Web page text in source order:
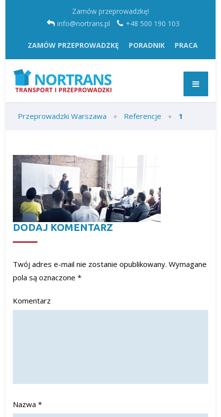
Zamów przeprowadzkę!
info@nortrans.pl
+48 500 190 103
ZAMÓW PRZEPROWADZKĘ PORADNIK PRACA
Przeprowadzki Warszawa Referencje 1
DODAJ KOMENTARZ
Twój adres e-mail nie zostanie opublikowany. Wymagane
pola są oznaczone*
Komentarz
Nazwa*